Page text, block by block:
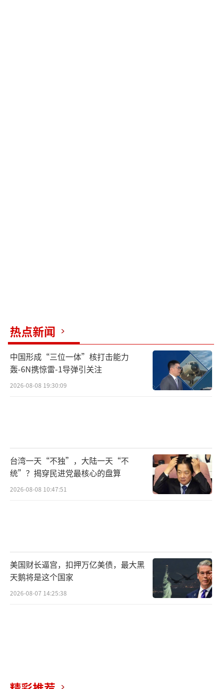
热点新闻
中国形成“三位一体”核打击能力
轰-6N携惊雷-1导弹引关注
2026-08-08 19:30:09
台湾一天“不独”，大陆一天“不
统”？揭穿民进党最核心的盘算
2026-08-08 10:47:51
美国财长逼宫，扣押万亿美债，最大黑
天鹅将是这个国家
2026-08-07 14:25:38